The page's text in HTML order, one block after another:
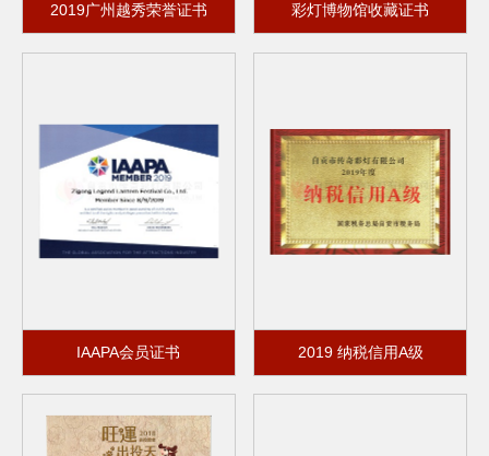
2019广州越秀荣誉证书 彩灯博物馆收藏证书
IAAPA会员证书 2019 纳税信用A级